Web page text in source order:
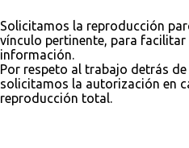
observación de medios,
activa, que participe a través de
conformación de políticas
sustentable. La idea es reflexionar
puede actuar al menos de dos
Solicitamos la reproducción
vínculo pertinente, para facilitar
información.
Por respeto al trabajo detrás
solicitamos la autorización en
reproducción total.